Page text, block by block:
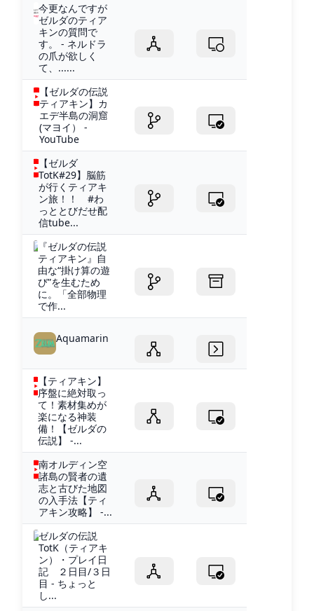
今更なんですが
ゼルダのティア
キンの質問で
す。 - ネルドラ
の爪が欲しく
て、......
【ゼルダの伝説
ティアキン】カ
エデ半島の洞窟
(マヨイ） -
YouTube
【ゼルダ
TotK#29】脳筋
が行くティアキ
ン旅！！ #わ
っととびだせ配
信tube...
『ゼルダの伝説
ティアキン』自
由な“掛け算の遊
び”を生むため
に。「全部物理
で作...
Aquamarin
【ティアキン】
序盤に絶対取っ
て！素材集めが
楽になる神装
備！【ゼルダの
伝説】 -...
南オルディン空
諸島の賢者の遺
志と古びた地図
の入手法【ティ
アキン攻略】 -...
ゼルダの伝説
TotK（ティアキ
ン）・プレイ日
記 ２日目/３日
目 - ちょっと
し...